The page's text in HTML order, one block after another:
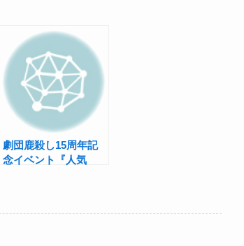
劇団鹿殺し15周年記
念イベント『人気